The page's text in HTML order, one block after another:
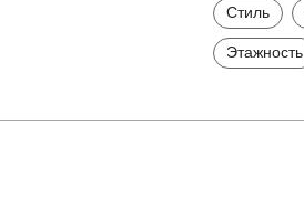
Стиль
Этажность